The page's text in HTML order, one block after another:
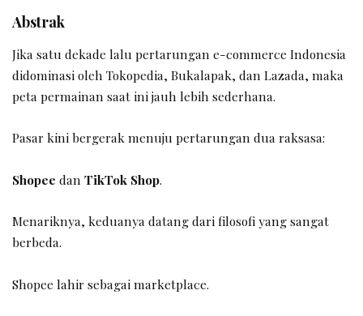
Abstrak
Jika satu dekade lalu pertarungan e-commerce Indonesia
didominasi oleh Tokopedia, Bukalapak, dan Lazada, maka
peta permainan saat ini jauh lebih sederhana.
Pasar kini bergerak menuju pertarungan dua raksasa:
Shopee dan TikTok Shop.
Menariknya, keduanya datang dari filosofi yang sangat
berbeda.
Shopee lahir sebagai marketplace.